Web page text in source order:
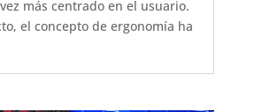
más centrado en el usuario.
el concepto de ergonomía ha